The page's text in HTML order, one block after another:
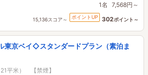
1名 7,568円～
15,136スコア～ ポイントUP 302ポイント～
東京ベイ◇スタンダードプラン（素泊ま
平米） 【禁煙】